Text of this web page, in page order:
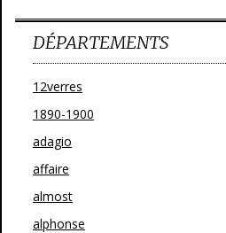
DÉPARTEMENTS
12verres
1890-1900
adagio
affaire
almost
alphonse